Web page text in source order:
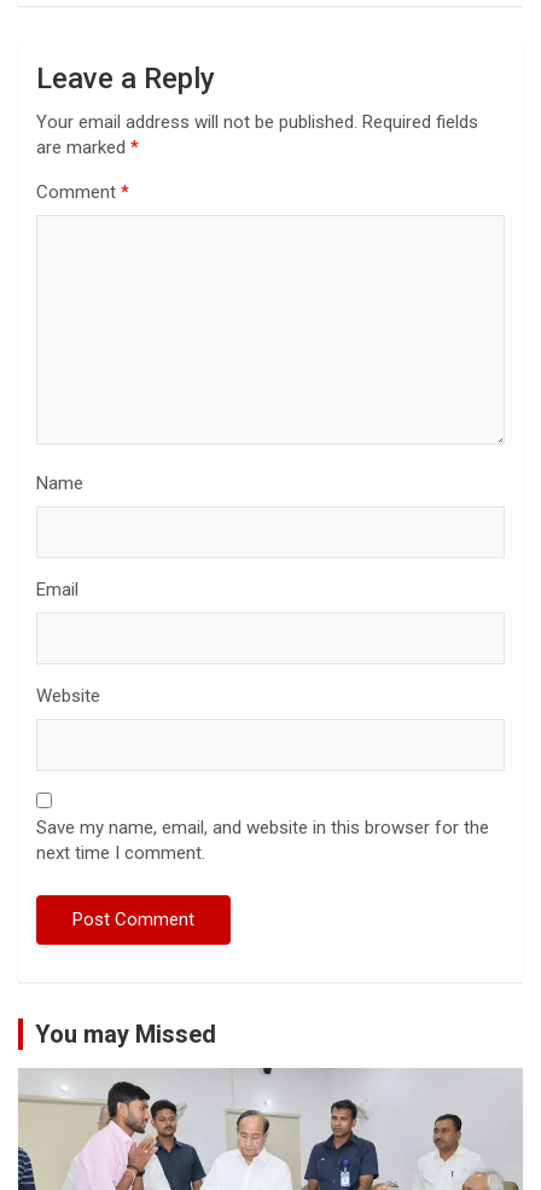
Leave a Reply
Your email address will not be published. Required fields
are marked *
Comment *
Name
Email
Website
Save my name, email, and website in this browser for the
next time I comment.
You may Missed